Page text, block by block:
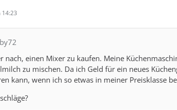
14:23
nach, einen Mixer zu kaufen. Meine
zu mischen. Da ich Geld für ein neues
kann, wenn ich so etwas in meiner Preisklasse